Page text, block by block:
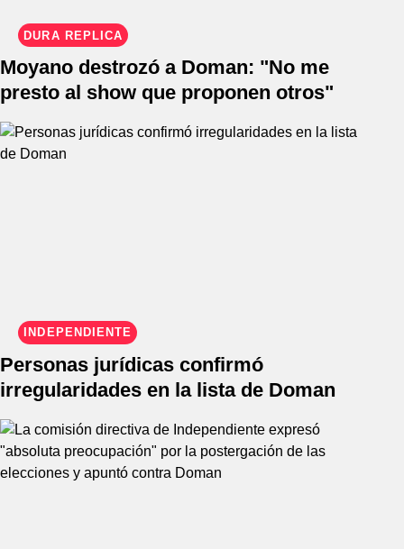
DURA RÉPLICA
Moyano destrozó a Doman: "No me
presto al show que proponen otros"
INDEPENDIENTE
Personas jurídicas confirmó
irregularidades en la lista de Doman